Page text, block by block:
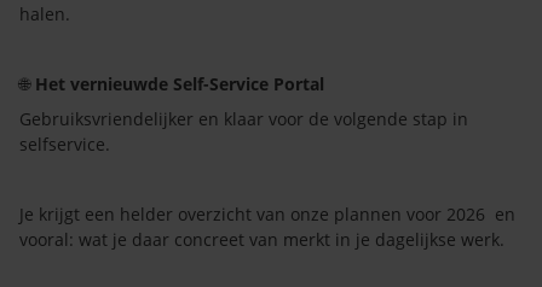
halen.
🌐 Het vernieuwde Self-Service Portal
Gebruiksvriendelijker en klaar voor de volgende stap in
selfservice.
Je krijgt een helder overzicht van onze plannen voor 2026 en
vooral: wat je daar concreet van merkt in je dagelijkse werk.